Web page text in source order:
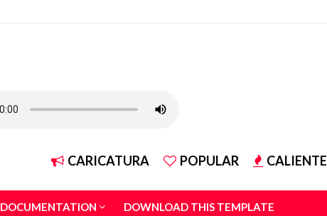
CARICATURA POPULAR CALIENTE
DOCUMENTATION DOWNLOAD THIS TEMPLATE